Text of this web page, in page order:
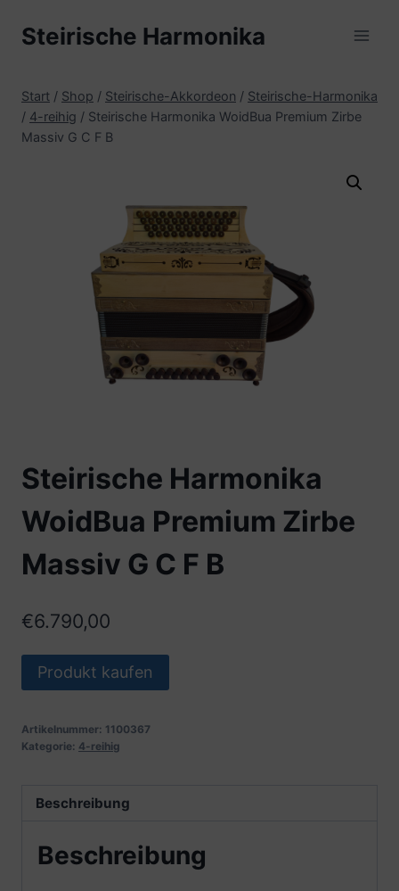
InhaltSteirische Harmonika
Start / Shop / Steirische-Akkordeon / Steirische-Harmonika
/ 4-reihig / Steirische Harmonika WoidBua Premium Zirbe
Massiv G C F B
Steirische Harmonika
WoidBua Premium Zirbe
Massiv G C F B
€6.790,00
Produkt kaufen
Artikelnummer: 1100367
Kategorie: 4-reihig
Beschreibung
Beschreibung